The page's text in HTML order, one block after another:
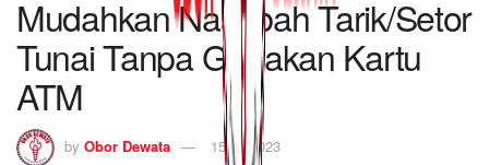
Mudahkan Nasabah Tarik/Setor
Tunai Tanpa Gunakan Kartu
ATM
by Obor Dewata 15/09/2023